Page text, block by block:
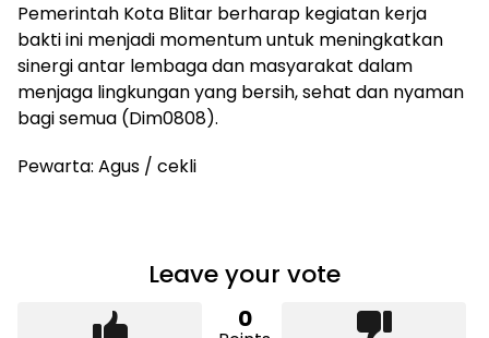
Pemerintah Kota Blitar berharap kegiatan kerja
bakti ini menjadi momentum untuk meningkatkan
sinergi antar lembaga dan masyarakat dalam
menjaga lingkungan yang bersih, sehat dan nyaman
bagi semua (Dim0808).
Pewarta: Agus / cekli
Leave your vote
0